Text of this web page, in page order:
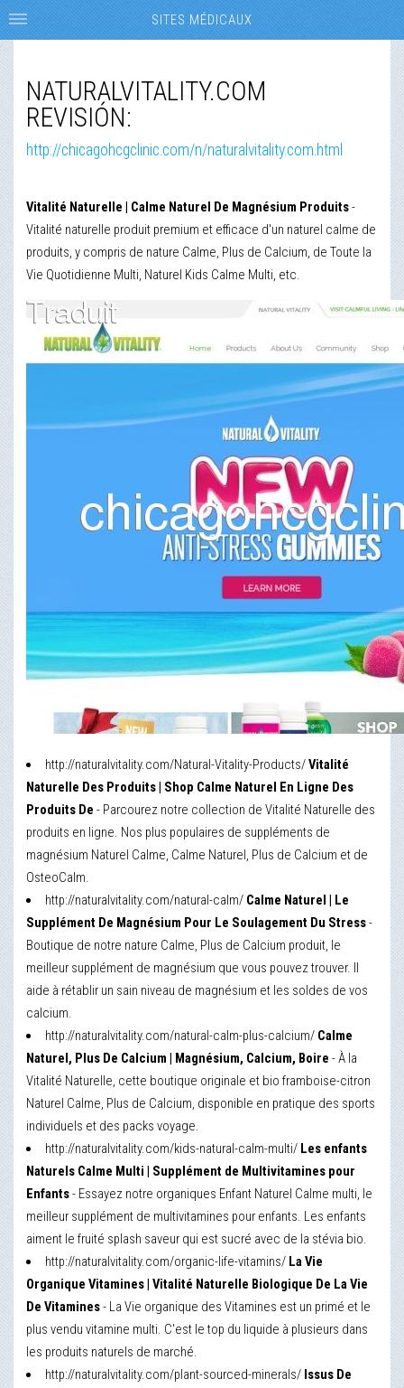
NATURALVITALITY.COM
REVISIÓN:
http://chicagohcgclinic.com/n/naturalvitality.com.html
Vitalité Naturelle | Calme Naturel De Magnésium Produits-
Vitalité naturelle produit premium et efficace d'un naturel calme de
produits, y compris de nature Calme, Plus de Calcium, de Toute la
Vie Quotidienne Multi, Naturel Kids Calme Multi, etc.
http://naturalvitality.com/Natural-Vitality-Products/Vitalité
Naturelle Des Produits | Shop Calme Naturel En Ligne Des
Produits De - Parcourez notre collection de Vitalité Naturelle des
produits en ligne. Nos plus populaires de suppléments de
magnésium Naturel Calme, Calme Naturel, Plus de Calcium et de
OsteoCalm.
http://naturalvitality.com/natural-calm/ Calme Naturel | Le
Supplément De Magnésium Pour Le Soulagement Du Stress-
Boutique de notre nature Calme, Plus de Calcium produit, le
meilleur supplément de magnésium que vous pouvez trouver. Il
aide à rétablir un sain niveau de magnésium et les soldes de vos
calcium.
http://naturalvitality.com/natural-calm-plus-calcium/ Calme
Naturel, Plus De Calcium | Magnésium, Calcium, Boire - À la
Vitalité Naturelle, cette boutique originale et bio framboise-citron
Naturel Calme, Plus de Calcium, disponible en pratique des sports
individuels et des packs voyage.
http://naturalvitality.com/kids-natural-calm-multi/ Les enfants
Naturels Calme Multi | Supplément de Multivitamines pour
Enfants- Essayez notre organiques Enfant Naturel Calme multi, le
meilleur supplément de multivitamines pour enfants. Les enfants
aiment le fruité splash saveur qui est sucré avec de la stévia bio.
http://naturalvitality.com/organic-life-vitamins/ La Vie
Organique Vitamines | Vitalité Naturelle Biologique De La Vie
De Vitamines- La Vie organique des Vitamines est un primé et le
plus vendu vitamine multi. C'est le top du liquide à plusieurs dans
les produits naturels de marché.
http://naturalvitality.com/plant-sourced-minerals/ Issus De
SITES MÉDICAUX